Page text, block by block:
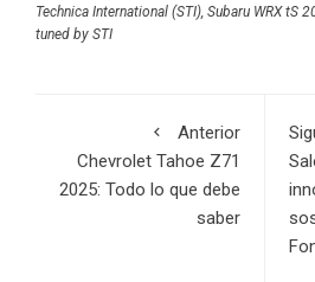
Technica International (STI), Subaru WRX tS
tuned by STI
Anterior
Chevrolet Tahoe Z71
2025: Todo lo que debe
saber